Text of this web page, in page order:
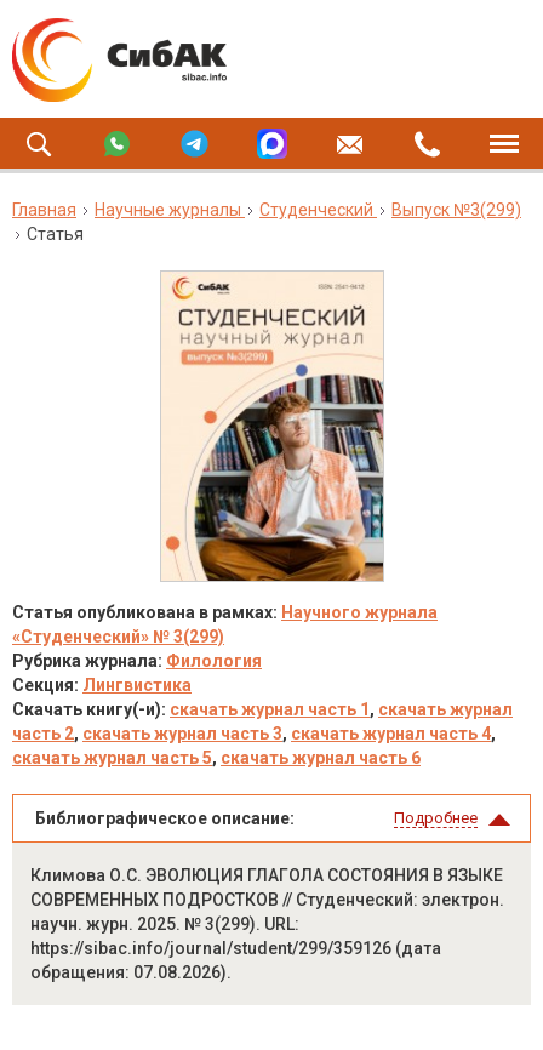
Главная Научные журналы Студенческий
Выпуск №3(299)
Статья
Статья опубликована в рамках: Научного журнала
«Студенческий» № 3(299)
Рубрика журнала: Филология
Секция: Лингвистика
Скачать книгу(-и): скачать журнал часть 1 , скачать журнал
часть 2, скачать журнал часть 3, скачать журнал часть 4,
скачать журнал часть 5, скачать журнал часть 6
Библиографическое описание: Подробнее
Климова О.С. ЭВОЛЮЦИЯ ГЛАГОЛА СОСТОЯНИЯ В ЯЗЫКЕ
СОВРЕМЕННЫХ ПОДРОСТКОВ // Студенческий: электрон.
научн. журн. 2025. № 3(299). URL:
https://sibac.info/journal/student/299/359126 (дата
обращения: 07.08.2026).